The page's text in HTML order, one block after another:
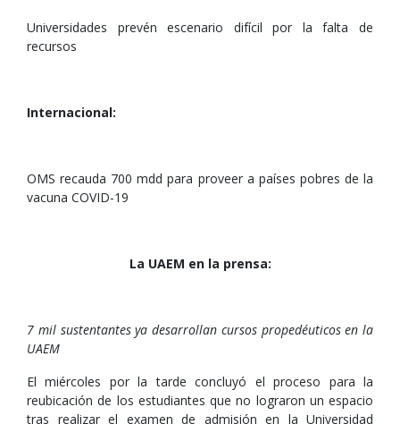
Universidades prevén escenario difícil por la falta de
recursos
Internacional:
OMS recauda 700 mdd para proveer a países pobres de la
vacuna COVID-19
La UAEM en la prensa:
7 mil sustentantes ya desarrollan cursos propedéuticos en la
UAEM
El miércoles por la tarde concluyó el proceso para la
reubicación de los estudiantes que no lograron un espacio
tras realizar el examen de admisión en la Universidad